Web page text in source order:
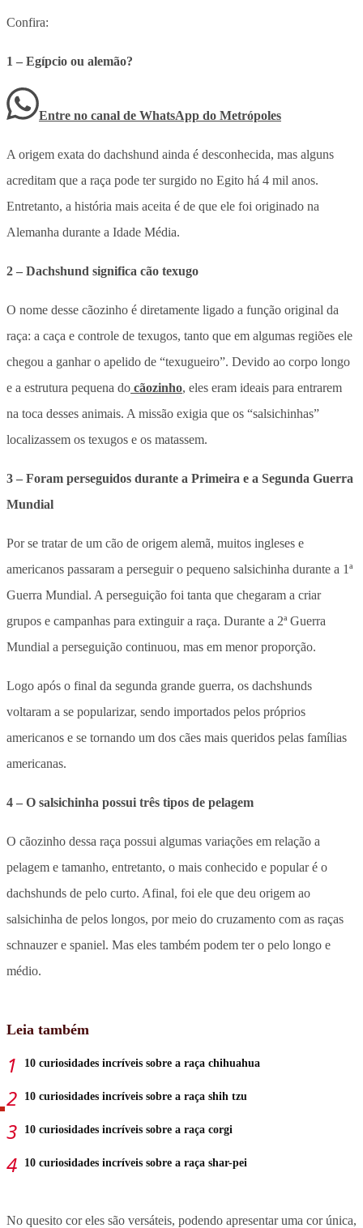
Confira:
1 – Egípcio ou alemão?
Entre no canal de WhatsApp do Metrópoles
A origem exata do dachshund ainda é desconhecida, mas alguns
acreditam que a raça pode ter surgido no Egito há 4 mil anos.
Entretanto, a história mais aceita é de que ele foi originado na
Alemanha durante a Idade Média.
2 – Dachshund significa cão texugo
O nome desse cãozinho é diretamente ligado a função original da
raça: a caça e controle de texugos, tanto que em algumas regiões ele
chegou a ganhar o apelido de “texugueiro”. Devido ao corpo longo
e a estrutura pequena do cãozinho, eles eram ideais para entrarem
na toca desses animais. A missão exigia que os “salsichinhas”
localizassem os texugos e os matassem.
3 – Foram perseguidos durante a Primeira e a Segunda Guerra
Mundial
Por se tratar de um cão de origem alemã, muitos ingleses e
americanos passaram a perseguir o pequeno salsichinha durante a 1ª
Guerra Mundial. A perseguição foi tanta que chegaram a criar
grupos e campanhas para extinguir a raça. Durante a 2ª Guerra
Mundial a perseguição continuou, mas em menor proporção.
Logo após o final da segunda grande guerra, os dachshunds
voltaram a se popularizar, sendo importados pelos próprios
americanos e se tornando um dos cães mais queridos pelas famílias
americanas.
4 – O salsichinha possui três tipos de pelagem
O cãozinho dessa raça possui algumas variações em relação a
pelagem e tamanho, entretanto, o mais conhecido e popular é o
dachshunds de pelo curto. Afinal, foi ele que deu origem ao
salsichinha de pelos longos, por meio do cruzamento com as raças
schnauzer e spaniel. Mas eles também podem ter o pelo longo e
médio.
Leia também
10 curiosidades incríveis sobre a raça chihuahua
10 curiosidades incríveis sobre a raça shih tzu
10 curiosidades incríveis sobre a raça corgi
10 curiosidades incríveis sobre a raça shar-pei
No quesito cor eles são versáteis, podendo apresentar uma cor única,